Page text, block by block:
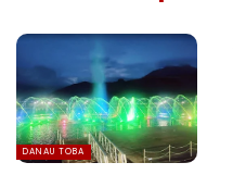
DANAU TOBA